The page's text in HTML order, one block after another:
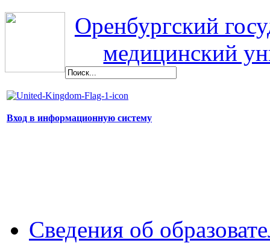
Оренбургский
медицинский
Вход в информационную систему
Сведения об